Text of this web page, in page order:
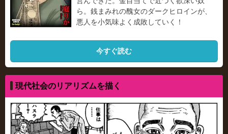
ら。銭まみれの醜女のダークヒロインが、
悪人を小気味よく成敗していく！
今すぐ読む
現代社会のリアリズムを描く